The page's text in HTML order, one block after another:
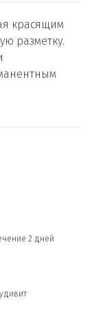
красящим
разметку.
2 дней